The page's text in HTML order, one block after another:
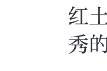
红
秀